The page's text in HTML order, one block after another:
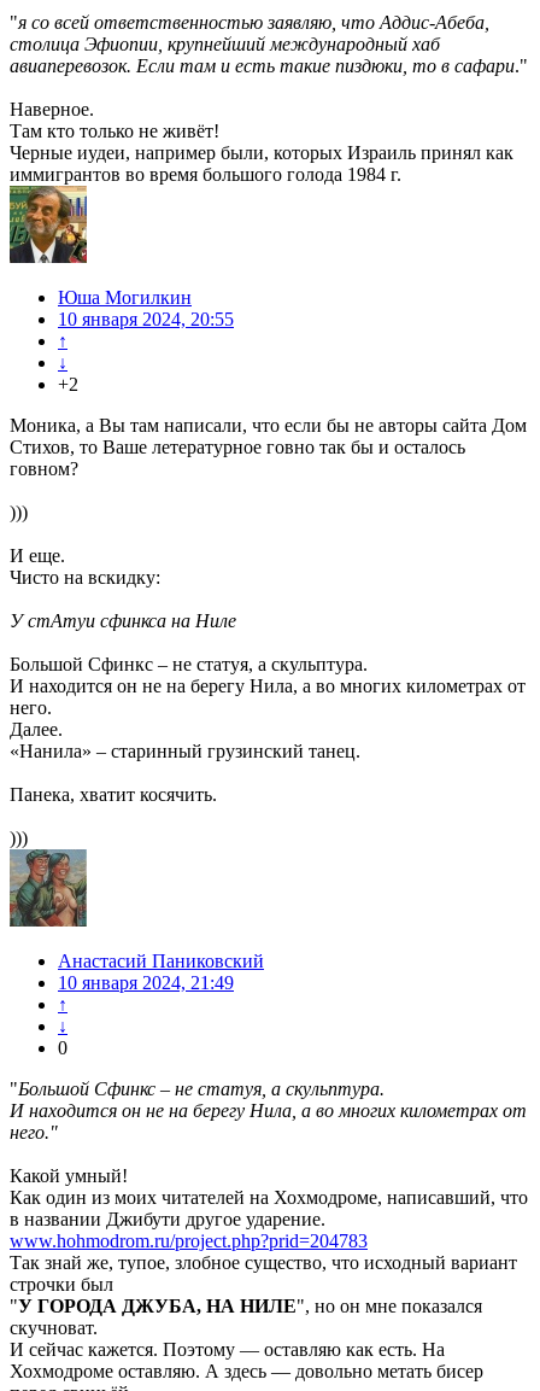
"я со всей ответственностью заявляю, что Аддис-Абеба,
столица Эфиопии, крупнейший международный хаб
авиаперевозок. Если там и есть такие пиздюки, то в сафари."
Наверное.
Там кто только не живёт!
Черные иудеи, например были, которых Израиль принял как
иммигрантов во время большого голода 1984 г.
Юша Могилкин
10 января 2024, 20:55
↑
↓
+2
Моника, а Вы там написали, что если бы не авторы сайта Дом
Стихов, то Ваше летературное говно так бы и осталось
говном?
)))
И еще.
Чисто на вскидку:
У стАтуи сфинкса на Ниле
Большой Сфинкс – не статуя, а скульптура.
И находится он не на берегу Нила, а во многих километрах от
него.
Далее.
«Нанила» – старинный грузинский танец.
Панека, хватит косячить.
)))
Анастасий Паниковский
10 января 2024, 21:49
↑
↓
0
"Большой Сфинкс – не статуя, а скульптура.
И находится он не на берегу Нила, а во многих километрах от
него."
Какой умный!
Как один из моих читателей на Хохмодроме, написавший, что
в названии Джибути другое ударение.
www.hohmodrom.ru/project.php?prid=204783
Так знай же, тупое, злобное существо, что исходный вариант
строчки был
"У ГОРОДА ДЖУБА, НА НИЛЕ", но он мне показался
скучноват.
И сейчас кажется. Поэтому — оставляю как есть. На
Хохмодроме оставляю. А здесь — довольно метать бисер